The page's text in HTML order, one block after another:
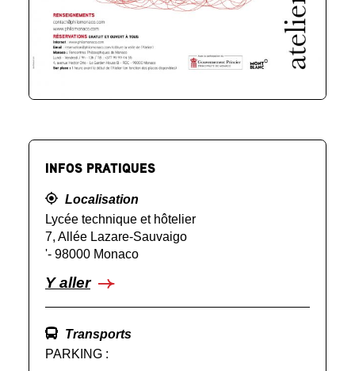
INFOS PRATIQUES
Localisation
Lycée technique et hôtelier
7, Allée Lazare-Sauvaigo
'- 98000 Monaco
Y aller
Transports
PARKING :